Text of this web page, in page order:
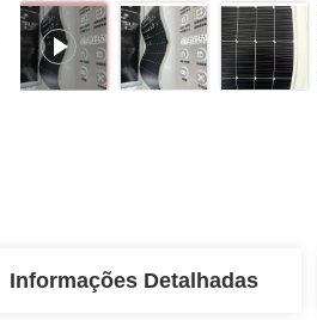
Informações Detalhadas